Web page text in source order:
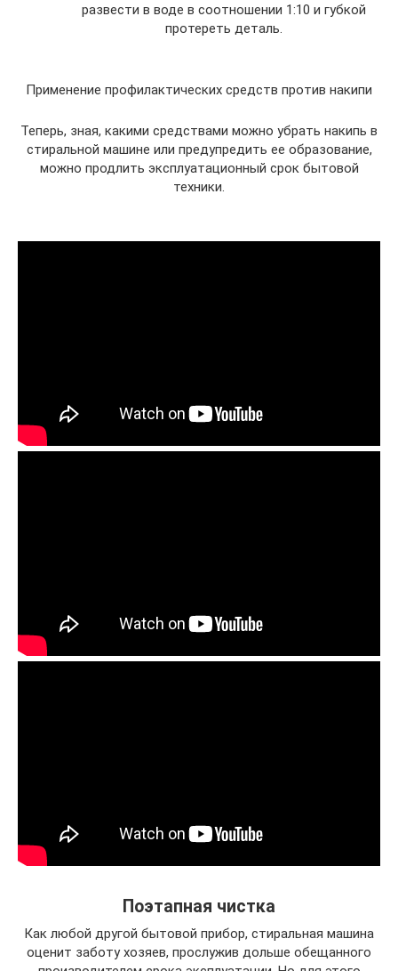
развести в воде в соотношении 1:10 и губкой
протереть деталь.
Применение профилактических средств против накипи
Теперь, зная, какими средствами можно убрать накипь в
стиральной машине или предупредить ее образование,
можно продлить эксплуатационный срок бытовой
техники.
Поэтапная чистка
Как любой другой бытовой прибор, стиральная машина
оценит заботу хозяев, прослужив дольше обещанного